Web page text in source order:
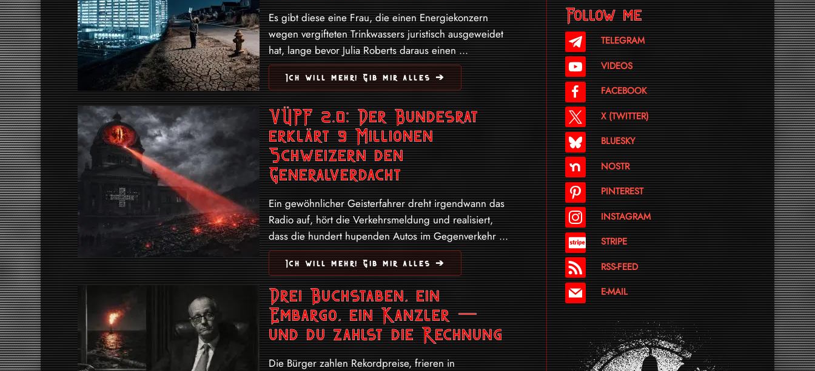
Es gibt diese eine Frau, die einen Energiekonzern
wegen vergifteten Trinkwassers juristisch ausgeweidet
hat, lange bevor Julia Roberts daraus einen ...
Ich will mehr! Gib mir alles ➔
VÜPF 2.0: Der Bundesrat
erklärt 9 Millionen
Schweizern den
Generalverdacht
Ein gewöhnlicher Geisterfahrer dreht irgendwann das
Radio auf, hört die Verkehrsmeldung und realisiert,
dass die hundert hupenden Autos im Gegenverkehr ...
Ich will mehr! Gib mir alles ➔
Drei Buchstaben, ein
Embargo, ein Kanzler —
und du zahlst die Rechnung
Die Bürger zahlen Rekordpreise, frieren in
Follow me
TELEGRAM
VIDEOS
FACEBOOK
X (TWITTER)
BLUESKY
NOSTR
PINTEREST
INSTAGRAM
STRIPE
RSS-FEED
E-MAIL